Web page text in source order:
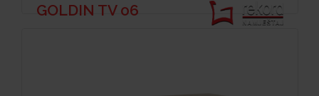
GOLDIN TV 06